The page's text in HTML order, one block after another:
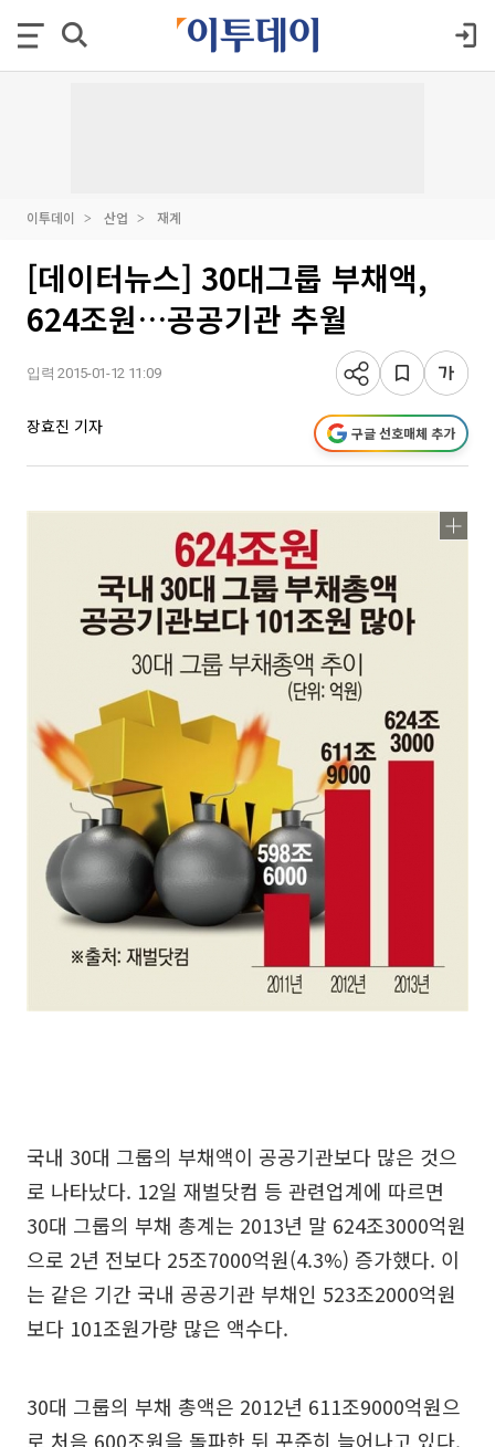
이투데이 산업 재계
[데이터뉴스] 30대그룹 부채액,
624조원…공공기관 추월
입력 2015-01-12 11:09
장효진 기자 구글 선호매체 추가
국내 30대 그룹의 부채액이 공공기관보다 많은 것으
로 나타났다. 12일 재벌닷컴 등 관련업계에 따르면
30대 그룹의 부채 총계는 2013년 말 624조3000억원
으로 2년 전보다 25조7000억원(4.3%) 증가했다. 이
는 같은 기간 국내 공공기관 부채인 523조2000억원
보다 101조원가량 많은 액수다.
30대 그룹의 부채 총액은 2012년 611조9000억원으
로 처음 600조원을 돌파한 뒤 꾸준히 늘어나고 있다.